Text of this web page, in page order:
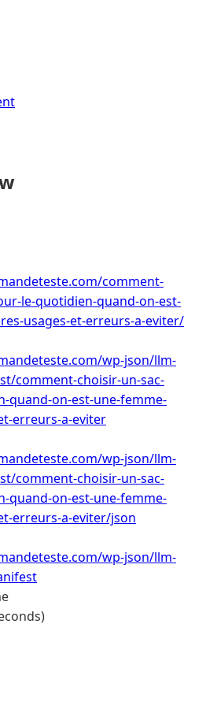
comment-
le-quotidien-quand-on-est-
usages-et-erreurs-a-eviter/
wp-json/llm-
comment-choisir-un-sac-
quand-on-est-une-femme-
erreurs-a-eviter
wp-json/llm-
comment-choisir-un-sac-
quand-on-est-une-femme-
erreurs-a-eviter/json
wp-json/llm-